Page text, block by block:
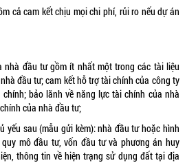
cả cam kết chịu mọi chi phí, rủi ro nếu dự án
đầu tư gồm ít nhất một trong các tài liệu
đầu tư; cam kết hỗ trợ tài chính của công ty
bảo lãnh về năng lực tài chính của nhà
của nhà đầu tư;
sau (mẫu gửi kèm): nhà đầu tư hoặc hình
mô đầu tư, vốn đầu tư và phương án huy
thông tin về hiện trạng sử dụng đất tại địa